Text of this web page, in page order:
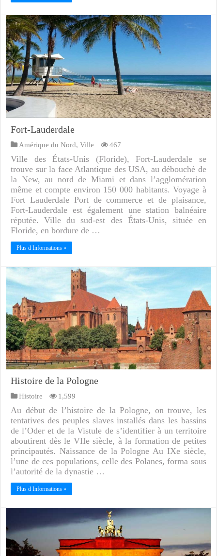
Fort-Lauderdale
Amérique du Nord,Ville 467
Ville des États-Unis (Floride), Fort-Lauderdale se
trouve sur la face Atlantique des USA, au débouché de
la New, au nord de Miami et dans l’agglomération
même et compte environ 150 000 habitants. Voyage à
Fort Lauderdale Port de commerce et de plaisance,
Fort-Lauderdale est également une station balnéaire
réputée. Ville du sud-est des États-Unis, située en
Floride, en bordure de …
Plus d Informations »
Histoire de la Pologne
Histoire 1,599
Au début de l’histoire de la Pologne, on trouve, les
tentatives des peuples slaves installés dans les bassins
de l’Oder et de la Vistule de s’identifier à un territoire
aboutirent dès le VIIe siècle, à la formation de petites
principautés. Naissance de la Pologne Au IXe siècle,
l’une de ces populations, celle des Polanes, forma sous
l’autorité de la dynastie …
Plus d Informations »